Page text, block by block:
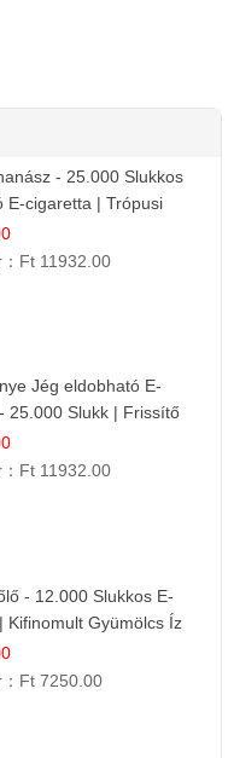
- 25.000 Slukkos
E-cigaretta | Trópusi
Ft 11932.00
Jég eldobható E-
25.000 Slukk | Frissítő
Ft 11932.00
- 12.000 Slukkos E-
Kifinomult Gyümölcs Íz
Ft 7250.00